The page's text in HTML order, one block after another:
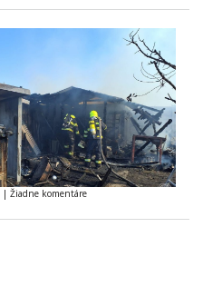
| Žiadne komentáre